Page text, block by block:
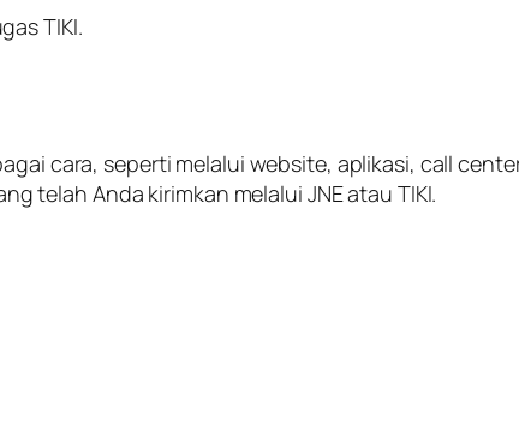
TIKI.
cara, seperti melalui website, aplikasi, call
telah Anda kirimkan melalui JNE atau TIKI.